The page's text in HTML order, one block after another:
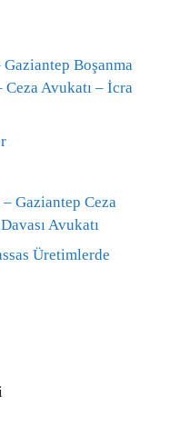
Boşanma
Avukatı – İcra
Gaziantep Ceza
Avukatı
Üretimlerde